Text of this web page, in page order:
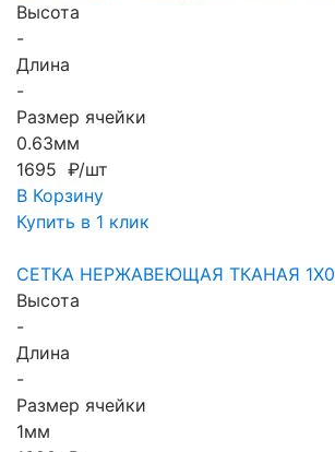
Высота
-
Длина
-
Размер ячейки
0.63мм
1695 ₽/шт
В Корзину
Купить в 1 клик
СЕТКА НЕРЖАВЕЮЩАЯ ТКАНАЯ
Высота
-
Длина
-
Размер ячейки
1мм